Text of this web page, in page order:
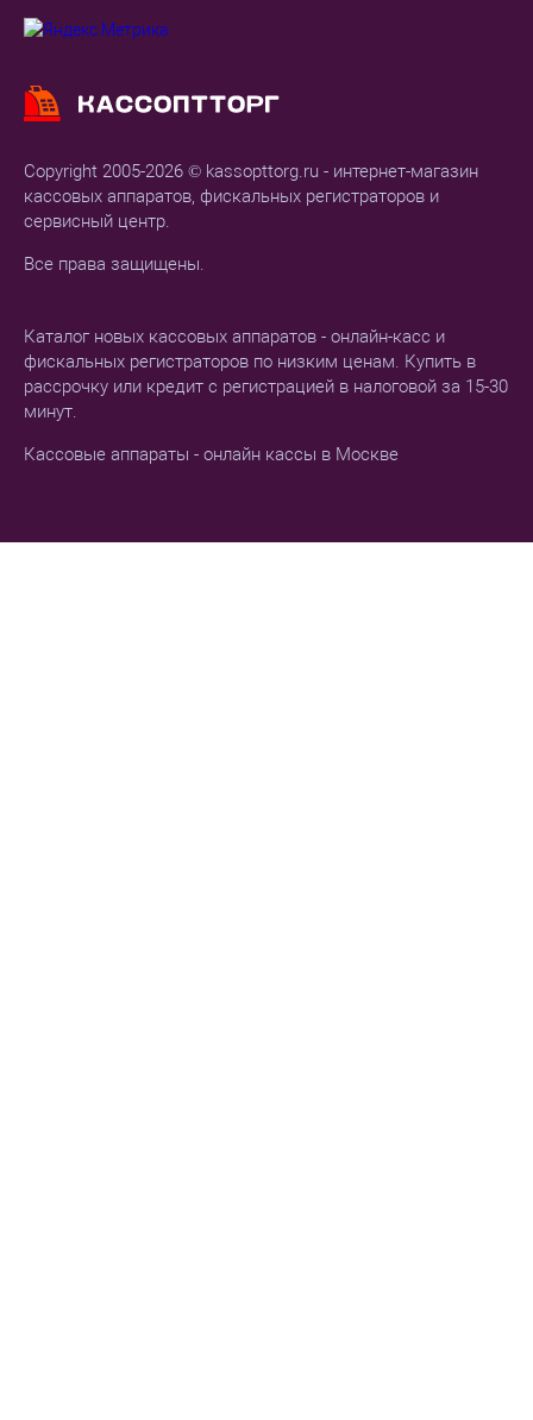
Copyright 2005-2026 © kassopttorg.ru - интернет-магазин
кассовых аппаратов, фискальных регистраторов и
сервисный центр.
Все права защищены.
Каталог новых кассовых аппаратов - онлайн-касс и
фискальных регистраторов по низким ценам. Купить в
рассрочку или кредит с регистрацией в налоговой за 15-30
минут.
Кассовые аппараты - онлайн кассы в Москве